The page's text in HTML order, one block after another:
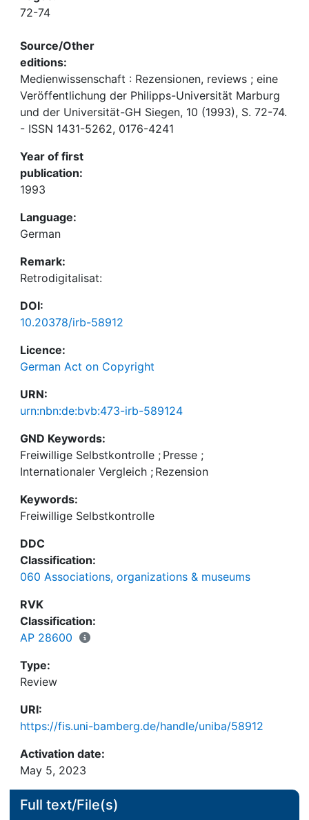
72-74
Source/Other
editions:
Medienwissenschaft : Rezensionen, reviews ; eine
Veröffentlichung der Philipps-Universität Marburg
und der Universität-GH Siegen, 10 (1993), S. 72-74.
- ISSN 1431-5262, 0176-4241
Year of first
publication:
1993
Language:
German
Remark:
Retrodigitalisat:
DOI:
10.20378/irb-58912
Licence:
German Act on Copyright
URN:
urn:nbn:de:bvb:473-irb-589124
GND Keywords:
Freiwillige Selbstkontrolle ; Presse ;
Internationaler Vergleich ; Rezension
Keywords:
Freiwillige Selbstkontrolle
DDC
Classification:
060 Associations, organizations & museums
RVK
Classification:
AP 28600
Type:
Review
URI:
https://fis.uni-bamberg.de/handle/uniba/58912
Activation date:
May 5, 2023
Full text/File(s)